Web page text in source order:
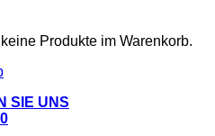
Produkte im Warenkorb.
SIE UNS